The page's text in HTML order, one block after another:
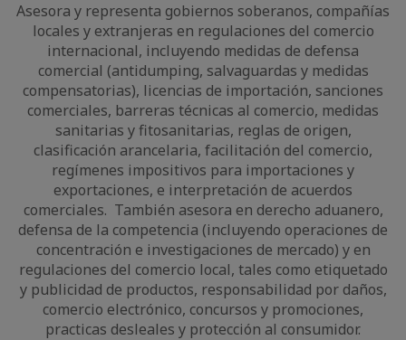
Asesora y representa gobiernos soberanos, compañías
locales y extranjeras en regulaciones del comercio
internacional, incluyendo medidas de defensa
comercial (antidumping, salvaguardas y medidas
compensatorias), licencias de importación, sanciones
comerciales, barreras técnicas al comercio, medidas
sanitarias y fitosanitarias, reglas de origen,
clasificación arancelaria, facilitación del comercio,
regímenes impositivos para importaciones y
exportaciones, e interpretación de acuerdos
comerciales. También asesora en derecho aduanero,
defensa de la competencia (incluyendo operaciones de
concentración e investigaciones de mercado) y en
regulaciones del comercio local, tales como etiquetado
y publicidad de productos, responsabilidad por daños,
comercio electrónico, concursos y promociones,
practicas desleales y protección al consumidor.